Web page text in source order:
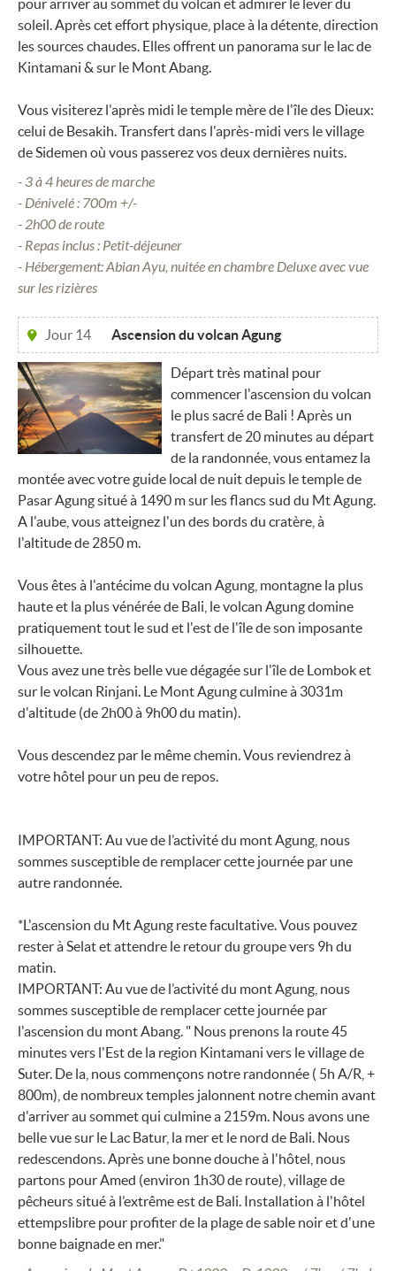
pour arriver au sommet du volcan et admirer le lever du
soleil. Après cet effort physique, place à la détente, direction
les sources chaudes. Elles offrent un panorama sur le lac de
Kintamani & sur le Mont Abang.
Vous visiterez l'après midi le temple mère de l'île des Dieux:
celui de Besakih. Transfert dans l'après-midi vers le village
de Sidemen où vous passerez vos deux dernières nuits.
- 3 à 4 heures de marche
- Dénivelé : 700m +/-
- 2h00 de route
- Repas inclus : Petit-déjeuner
- Hébergement: Abian Ayu, nuitée en chambre Deluxe avec vue
sur les rizières
Jour 14 Ascension du volcan Agung
Départ très matinal pour
commencer l'ascension du volcan
le plus sacré de Bali ! Après un
transfert de 20 minutes au départ
de la randonnée, vous entamez la
montée avec votre guide local de nuit depuis le temple de
Pasar Agung situé à 1490 m sur les flancs sud du Mt Agung.
A l'aube, vous atteignez l'un des bords du cratère, à
l'altitude de 2850 m.
Vous êtes à l'antécime du volcan Agung, montagne la plus
haute et la plus vénérée de Bali, le volcan Agung domine
pratiquement tout le sud et l'est de l'île de son imposante
silhouette.
Vous avez une très belle vue dégagée sur l'île de Lombok et
sur le volcan Rinjani. Le Mont Agung culmine à 3031m
d'altitude (de 2h00 à 9h00 du matin).
Vous descendez par le même chemin. Vous reviendrez à
votre hôtel pour un peu de repos.
IMPORTANT: Au vue de l’activité du mont Agung, nous
sommes susceptible de remplacer cette journée par une
autre randonnée.
*L'ascension du Mt Agung reste facultative. Vous pouvez
rester à Selat et attendre le retour du groupe vers 9h du
matin.
IMPORTANT: Au vue de l’activité du mont Agung, nous
sommes susceptible de remplacer cette journée par
l'ascension du mont Abang. " Nous prenons la route 45
minutes vers l'Est de la region Kintamani vers le village de
Suter. De la, nous commençons notre randonnée ( 5h A/R, +
800m), de nombreux temples jalonnent notre chemin avant
d'arriver au sommet qui culmine a 2159m. Nous avons une
belle vue sur le Lac Batur, la mer et le nord de Bali. Nous
redescendons. Après une bonne douche à l'hôtel, nous
partons pour Amed (environ 1h30 de route), village de
pêcheurs situé à l’extrême est de Bali. Installation à l'hôtel
ettempslibre pour profiter de la plage de sable noir et d'une
bonne baignade en mer."